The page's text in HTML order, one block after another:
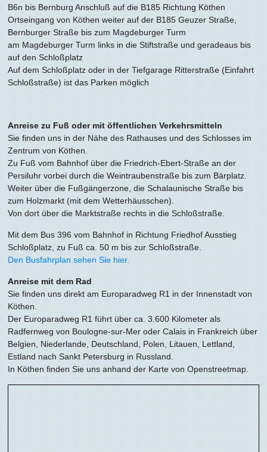
B6n bis Bernburg Anschluß auf die B185 Richtung Köthen
Ortseingang von Köthen weiter auf der B185 Geuzer Straße,
Bernburger Straße bis zum Magdeburger Turm
am Magdeburger Turm links in die Stiftstraße und geradeaus bis
auf den Schloßplatz
Auf dem Schloßplatz oder in der Tiefgarage Ritterstraße (Einfahrt
Schloßstraße) ist das Parken möglich
Anreise zu Fuß oder mit öffentlichen Verkehrsmitteln
Sie finden uns in der Nähe des Rathauses und des Schlosses im
Zentrum von Köthen.
Zu Fuß vom Bahnhof über die Friedrich-Ebert-Straße an der
Persiluhr vorbei durch die Weintraubenstraße bis zum Bärplatz.
Weiter über die Fußgängerzone, die Schalaunische Straße bis
zum Holzmarkt (mit dem Wetterhäusschen).
Von dort über die Marktstraße rechts in die Schloßstraße.
Mit dem Bus 396 vom Bahnhof in Richtung Friedhof Ausstieg
Schloßplatz, zu Fuß ca. 50 m bis zur Schloßstraße.
Den Busfahrplan sehen Sie hier.
Anreise mit dem Rad
Sie finden uns direkt am Europaradweg R1 in der Innenstadt von
Köthen.
Der Europaradweg R1 führt über ca. 3.600 Kilometer als
Radfernweg von Boulogne-sur-Mer oder Calais in Frankreich über
Belgien, Niederlande, Deutschland, Polen, Litauen, Lettland,
Estland nach Sankt Petersburg in Russland.
In Köthen finden Sie uns anhand der Karte von Openstreetmap.